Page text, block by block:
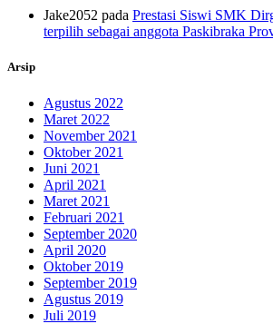
Jake2052 pada Prestasi Siswi SMK
terpilih sebagai anggota Paskibraka
Arsip
Agustus 2022
Maret 2022
November 2021
Oktober 2021
Juni 2021
April 2021
Maret 2021
Februari 2021
September 2020
April 2020
Oktober 2019
September 2019
Agustus 2019
Juli 2019